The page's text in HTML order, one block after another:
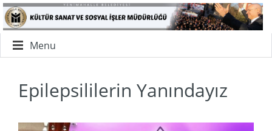
Menu
Epilepsililerin Yanındayız